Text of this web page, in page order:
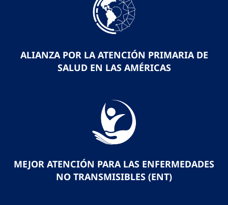
ALIANZA POR LA ATENCIÓN PRIMARIA DE
SALUD EN LAS AMÉRICAS
MEJOR ATENCIÓN PARA LAS ENFERMEDADES
NO TRANSMISIBLES (ENT)